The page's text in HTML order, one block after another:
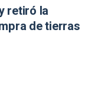
retiró la
de tierras